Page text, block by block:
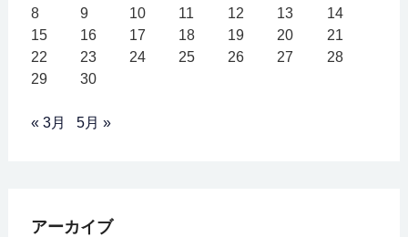
8
9 10 11 12 13
14
15
16 17 18 19 20
21
22
23 24 25 26 27
28
29
30
« 3月 5月 »
アーカイブ